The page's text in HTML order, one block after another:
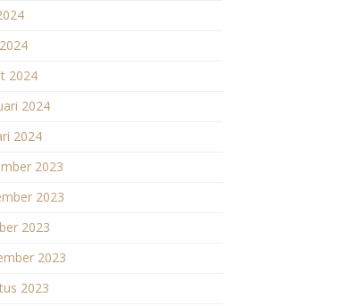
2024
2024
2024
2023
2023
2023
2023
2023